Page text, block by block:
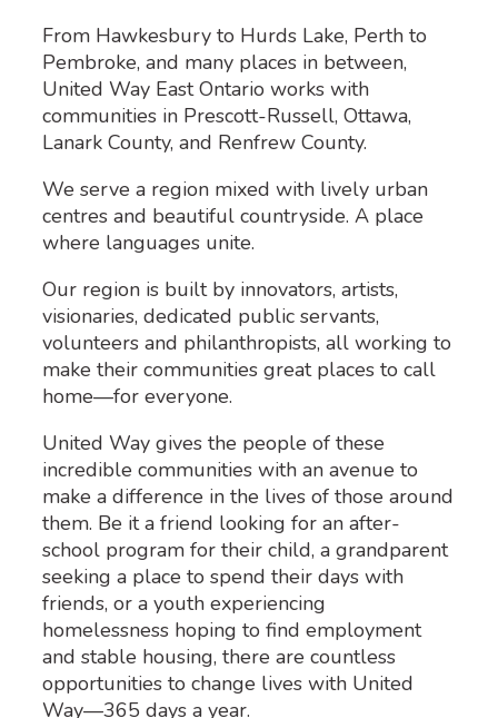
From Hawkesbury to Hurds Lake, Perth to
Pembroke, and many places in between,
United Way East Ontario works with
communities in Prescott-Russell, Ottawa,
Lanark County, and Renfrew County.
We serve a region mixed with lively urban
centres and beautiful countryside. A place
where languages unite.
Our region is built by innovators, artists,
visionaries, dedicated public servants,
volunteers and philanthropists, all working to
make their communities great places to call
home—for everyone.
United Way gives the people of these
incredible communities with an avenue to
make a difference in the lives of those around
them. Be it a friend looking for an after-
school program for their child, a grandparent
seeking a place to spend their days with
friends, or a youth experiencing
homelessness hoping to find employment
and stable housing, there are countless
opportunities to change lives with United
Way—365 days a year.